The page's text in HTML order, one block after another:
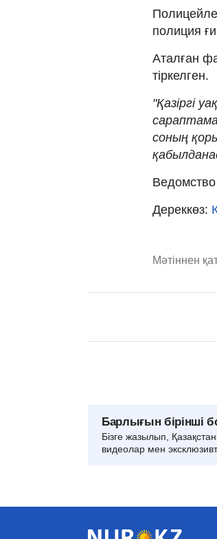
полиция
Аталған
тіркелген.
"Қазіргі
соның
Ведомство
Дереккөз:
Мәтіннен
Барлығын бірінші
Бізге жазылып,
видеолар мен